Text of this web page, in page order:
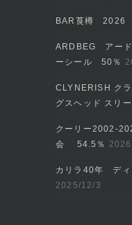
BAR莨樽 2026
ARDBEG アー
ーシール 50％
CLYNERISH ク
グスヘッド スリ
クーリー
会 54.5％
カリラ40年 ディ
2025/12/3